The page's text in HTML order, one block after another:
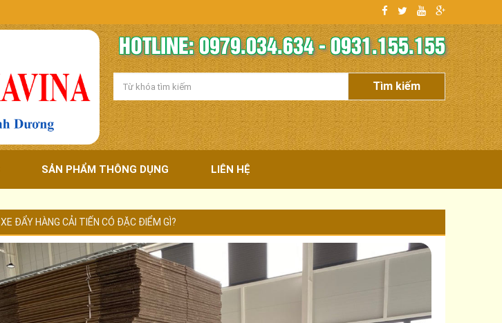
HOTLINE: 0979.034.634 - 0931.155.155
SẢN PHẨM THÔNG DỤNG LIÊN HỆ
XE ĐẨY HÀNG CẢI TIẾN CÓ ĐẶC ĐIỂM GÌ?